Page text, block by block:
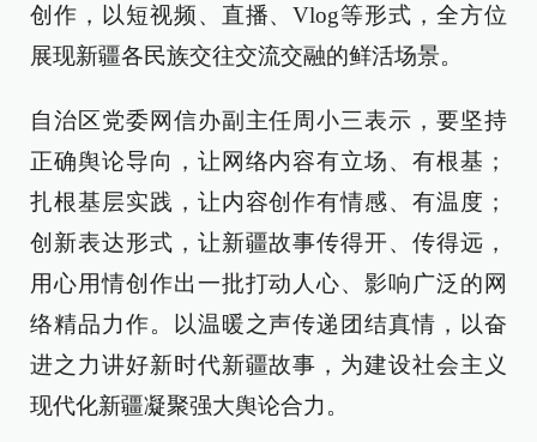
创作，以短视频、直播、Vlog等形式，全方位
展现新疆各民族交往交流交融的鲜活场景。
自治区党委网信办副主任周小三表示，要坚持
正确舆论导向，让网络内容有立场、有根基；
扎根基层实践，让内容创作有情感、有温度；
创新表达形式，让新疆故事传得开、传得远，
用心用情创作出一批打动人心、影响广泛的网
络精品力作。以温暖之声传递团结真情，以奋
进之力讲好新时代新疆故事，为建设社会主义
现代化新疆凝聚强大舆论合力。